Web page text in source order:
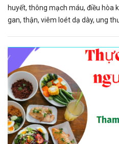
huyết, thông mạch máu, điều hòa
gan, thận, viêm loét dạ dày, ung